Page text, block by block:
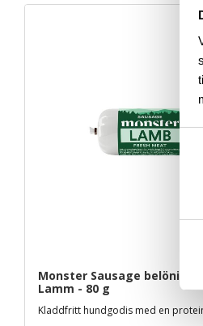
a
s
v
Monster Sausage
Lamm - 80 g
Kladdfritt hundgodis med en